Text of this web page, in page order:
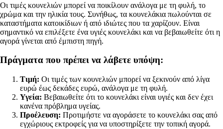
Οι τιμές κουνελιών μπορεί να ποικίλουν ανάλογα με τη φυλή, το
χρώμα και την ηλικία τους. Συνήθως, τα κουνελάκια πωλούνται σε
καταστήματα κατοικίδιων ή από ιδιώτες που τα χαρίζουν. Είναι
σημαντικό να επιλέξετε ένα υγιές κουνελάκι και να βεβαιωθείτε ότι η
αγορά γίνεται από έμπιστη πηγή.
Πράγματα που πρέπει να λάβετε υπόψη:
Τιμή: Οι τιμές των κουνελιών μπορεί να ξεκινούν από λίγα
ευρώ έως δεκάδες ευρώ, ανάλογα με τη φυλή.
Υγεία: Βεβαιωθείτε ότι το κουνελάκι είναι υγιές και δεν έχει
κανένα πρόβλημα υγείας.
Προέλευση: Προτιμήστε να αγοράσετε το κουνελάκι σας από
εγχώριους εκτροφείς για να υποστηρίξετε την τοπική αγορά.